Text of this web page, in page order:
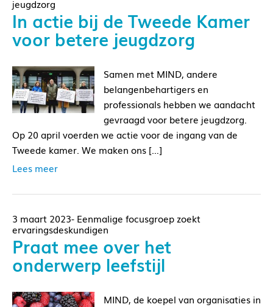
jeugdzorg
In actie bij de Tweede Kamer
voor betere jeugdzorg
Samen met MIND, andere
belangenbehartigers en
professionals hebben we aandacht
gevraagd voor betere jeugdzorg.
Op 20 april voerden we actie voor de ingang van de
Tweede kamer. We maken ons […]
Lees meer
3 maart 2023- Eenmalige focusgroep zoekt
ervaringsdeskundigen
Praat mee over het
onderwerp leefstijl
MIND, de koepel van organisaties in